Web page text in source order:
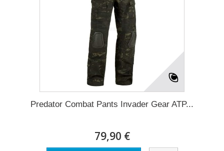
Predator Combat Pants Invader Gear ATP...
79,90 €